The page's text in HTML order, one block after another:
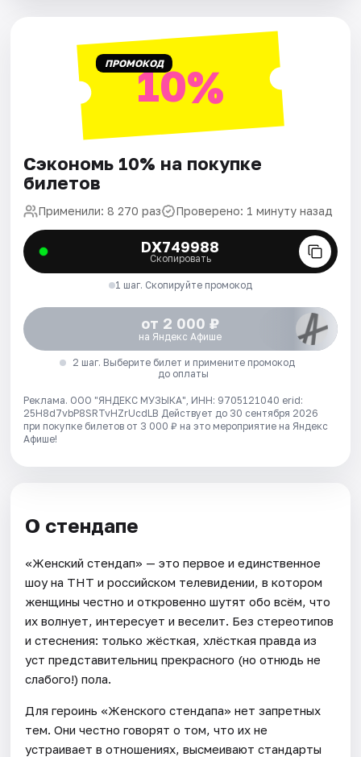
ПРОМОКОД10%
Сэкономь 10% на покупке
билетов
Применили: 8 270 раз Проверено: 1 минуту назад
DX749988
Скопировать
1 шаг. Скопируйте промокод
от 2 000 ₽
на Яндекс Афише
2 шаг. Выберите билет и примените промокод
до оплаты
Реклама. ООО "ЯНДЕКС МУЗЫКА", ИНН: 9705121040 erid:
25H8d7vbP8SRTvHZrUcdLB Действует до 30 сентября 2026
при покупке билетов от 3 000 ₽ на это мероприятие на Яндекс
Афише!
О стендапе
«Женский стендап» — это первое и единственное
шоу на ТНТ и российском телевидении, в котором
женщины честно и откровенно шутят обо всём, что
их волнует, интересует и веселит. Без стереотипов
и стеснения: только жёсткая, хлёсткая правда из
уст представительниц прекрасного (но отнюдь не
слабого!) пола.
Для героинь «Женского стендапа» нет запретных
тем. Они честно говорят о том, что их не
устраивает в отношениях, высмеивают стандарты